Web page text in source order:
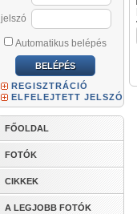
jelszó
Automatikus belépés
REGISZTRÁCIÓ
ELFELEJTETT JELSZÓ
FŐOLDAL
FOTÓK
CIKKEK
A LEGJOBB FOTÓK